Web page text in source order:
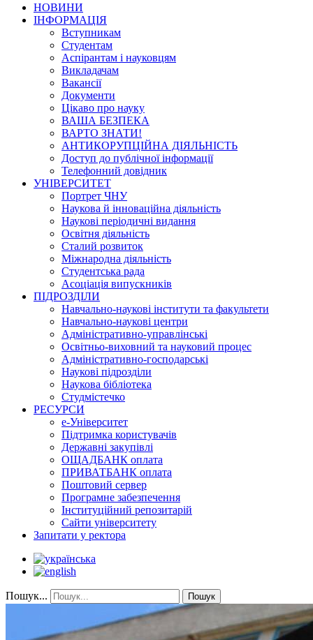
НОВИНИ
ІНФОРМАЦІЯ
Вступникам
Студентам
Аспірантам і науковцям
Викладачам
Вакансії
Документи
Цікаво про науку
ВАША БЕЗПЕКА
ВАРТО ЗНАТИ!
АНТИКОРУПЦІЙНА ДІЯЛЬНІСТЬ
Доступ до публічної інформації
Телефонний довідник
УНІВЕРСИТЕТ
Портрет ЧНУ
Наукова й інноваційна діяльність
Наукові періодичні видання
Освітня діяльність
Сталий розвиток
Міжнародна діяльність
Студентська рада
Асоціація випускників
ПІДРОЗДІЛИ
Навчально-наукові інститути та факультети
Навчально-наукові центри
Адміністративно-управлінські
Освітньо-виховний та науковий процес
Адміністративно-господарські
Наукові підрозділи
Наукова бібліотека
Студмістечко
РЕСУРСИ
е-Університет
Підтримка користувачів
Державні закупівлі
ОЩАДБАНК оплата
ПРИВАТБАНК оплата
Поштовий сервер
Програмне забезпечення
Інституційний репозитарій
Сайти університету
Запитати у ректора
Пошук... Пошук